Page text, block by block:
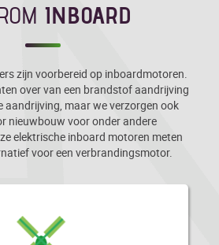
INBOARD
zijn voorbereid op inboardmotoren.
over van een brandstof aandrijving
aandrijving, maar we verzorgen ook
nieuwbouw voor onder andere
elektrische inboard motoren meten
voor een verbrandingsmotor.